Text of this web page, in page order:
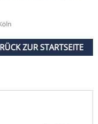
ZUR STARTSEITE